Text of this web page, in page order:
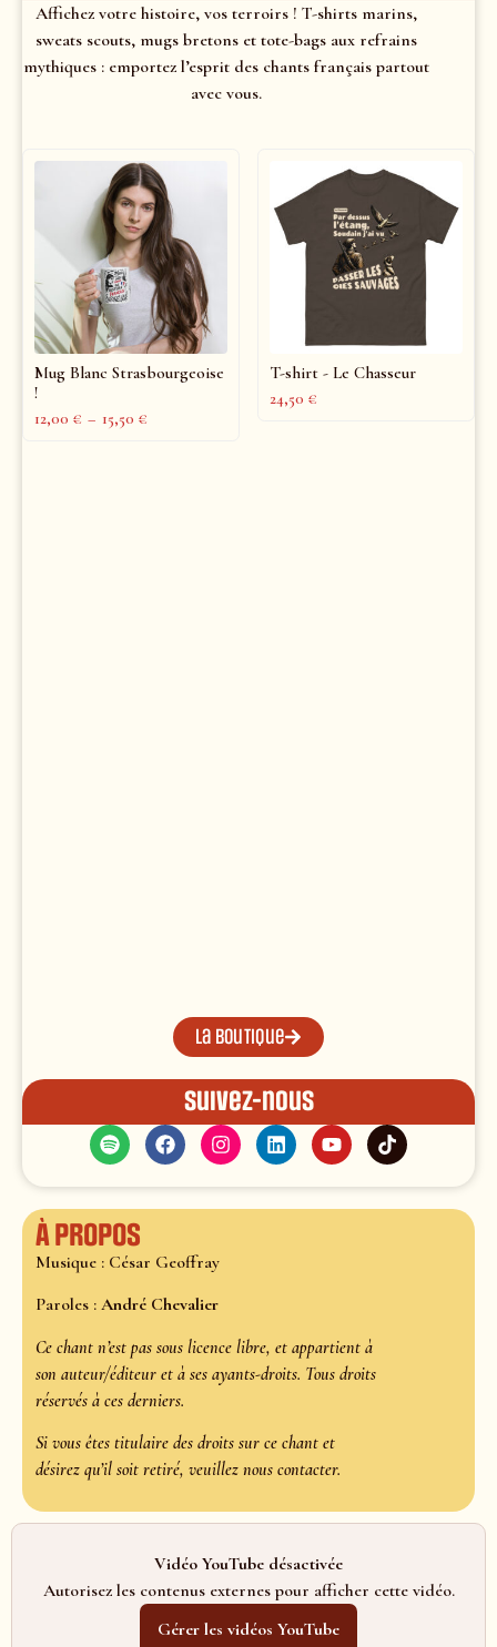
Affichez votre histoire, vos terroirs ! T-shirts marins,
sweats scouts, mugs bretons et tote-bags aux refrains
mythiques : emportez l’esprit des chants français partout
avec vous.
Mug Blanc Strasbourgeoise
!
12,00 € – 15,50 €
T-shirt - Le Chasseur
24,50 €
La boutique
Suivez-nous
À propos
Musique : César Geoffray
Paroles : André Chevalier
Ce chant n’est pas sous licence libre, et appartient à
son auteur/éditeur et à ses ayants-droits. Tous droits
réservés à ces derniers.
Si vous êtes titulaire des droits sur ce chant et
désirez qu’il soit retiré, veuillez nous contacter.
Vidéo YouTube désactivée
Autorisez les contenus externes pour afficher cette vidéo.
Gérer les vidéos YouTube